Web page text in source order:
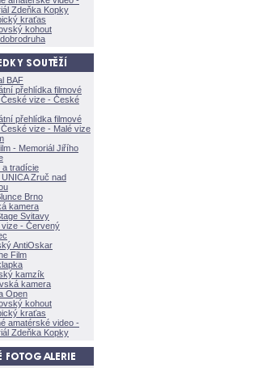
Zdeňka Kopky
kraťas
kohout
BAF
přehlídka filmové
vize - České
přehlídka filmové
vize - Malé vize
- Memoriál Jiřího
a tradície
Zruč nad
Brno
kamera
Svitavy
- Červený
AntiOskar
Film
kamzík
kamera
Open
kohout
kraťas
amatérské video -
Zdeňka Kopky